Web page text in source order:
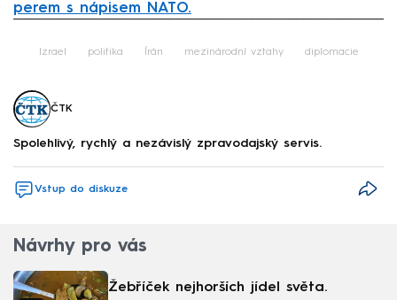
perem s nápisem NATO.
Izrael politika Írán mezinárodní vztahy diplomacie
ČTK
Spolehlivý, rychlý a nezávislý zpravodajský servis.
Vstup do diskuze
Návrhy pro vás
Žebříček nejhorších jídel světa.